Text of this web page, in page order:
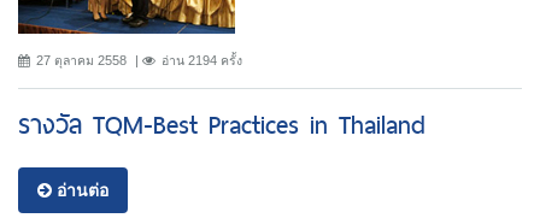
27 ตุลาคม 2558 อ่าน 2194 ครั้ง
รางวัล TQM-Best Practices in Thailand
อ่านต่อ